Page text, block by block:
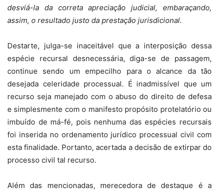
desviá-la da correta apreciação judicial, embaraçando,
assim, o resultado justo da prestação jurisdicional.
Destarte, julga-se inaceitável que a interposição dessa
espécie recursal desnecessária, diga-se de passagem,
continue sendo um empecilho para o alcance da tão
desejada celeridade processual. É inadmissível que um
recurso seja manejado com o abuso do direito de defesa
e simplesmente com o manifesto propósito protelatório ou
imbuído de má-fé, pois nenhuma das espécies recursais
foi inserida no ordenamento jurídico processual civil com
esta finalidade. Portanto, acertada a decisão de extirpar do
processo civil tal recurso.
Além das mencionadas, merecedora de destaque é a